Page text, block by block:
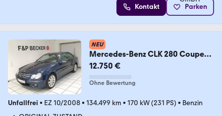
Kontakt Parken
NEU
Mercedes-Benz CLK 280 Coupe
1.Hand Voll Scheckheft Leder
12.750 €
Ohne Bewertung
Unfallfrei • EZ 10/2008• 134.499 km • 170 kW (231 PS) • Benzin